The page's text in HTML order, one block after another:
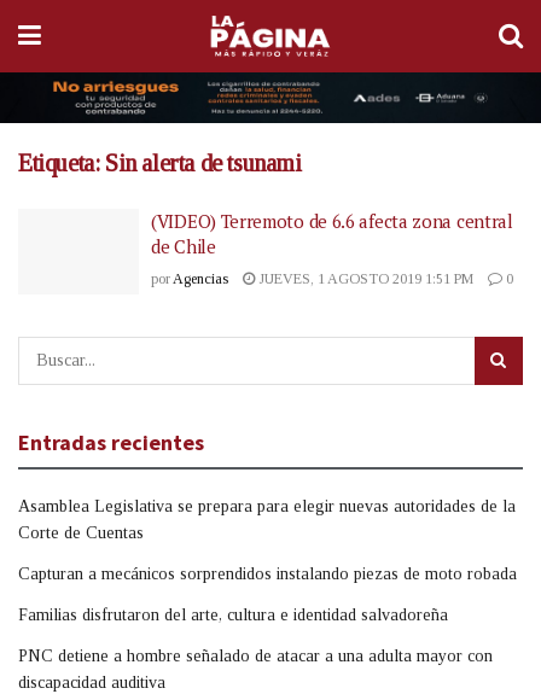
Etiqueta: Sin alerta de tsunami
(VIDEO) Terremoto de 6.6 afecta zona central
de Chile
por Agencias JUEVES, 1 AGOSTO 2019 1:51 PM 0
Entradas recientes
Asamblea Legislativa se prepara para elegir nuevas autoridades de la
Corte de Cuentas
Capturan a mecánicos sorprendidos instalando piezas de moto robada
Familias disfrutaron del arte, cultura e identidad salvadoreña
PNC detiene a hombre señalado de atacar a una adulta mayor con
discapacidad auditiva